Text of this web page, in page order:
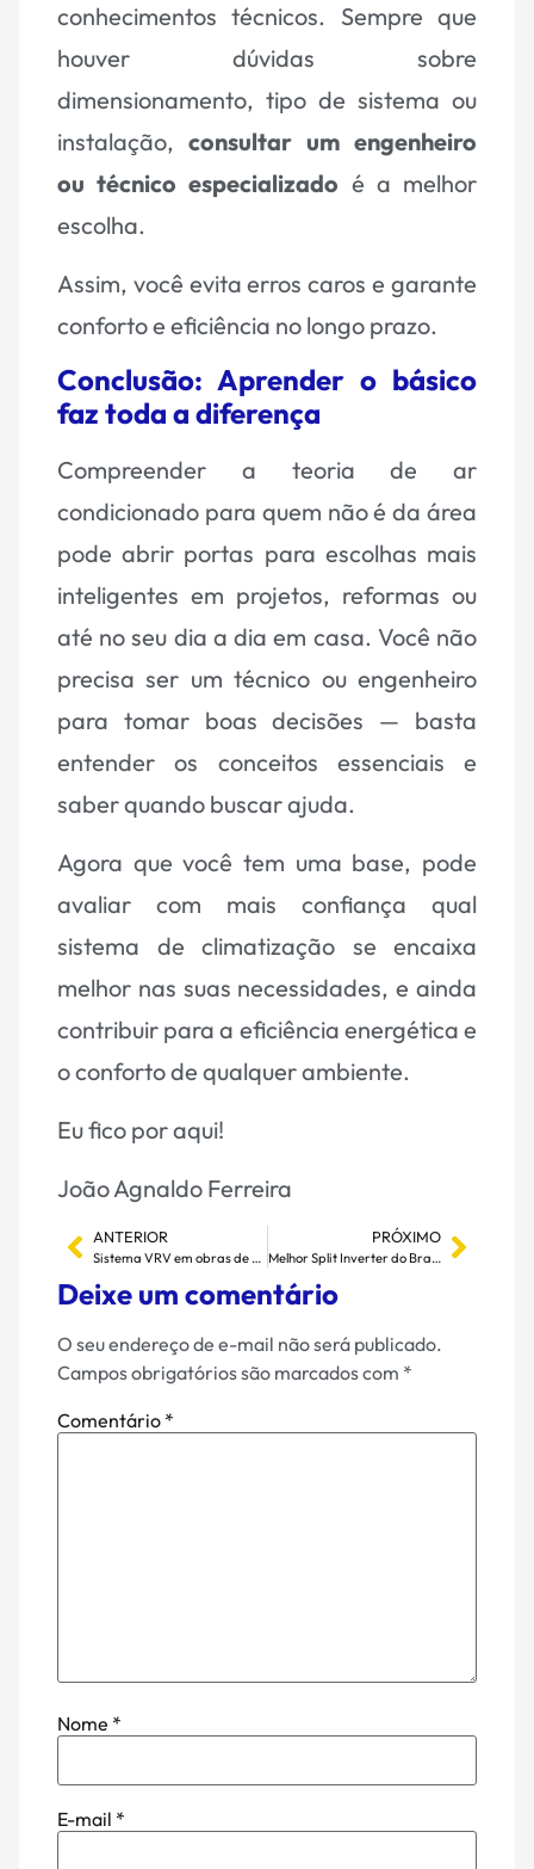
conhecimentos técnicos. Sempre que
houver dúvidas sobre
dimensionamento, tipo de sistema ou
instalação, consultar um engenheiro
ou técnico especializado é a melhor
escolha.
Assim, você evita erros caros e garante
conforto e eficiência no longo prazo.
Conclusão: Aprender o básico
faz toda a diferença
Compreender a teoria de ar
condicionado para quem não é da área
pode abrir portas para escolhas mais
inteligentes em projetos, reformas ou
até no seu dia a dia em casa. Você não
precisa ser um técnico ou engenheiro
para tomar boas decisões — basta
entender os conceitos essenciais e
saber quando buscar ajuda.
Agora que você tem uma base, pode
avaliar com mais confiança qual
sistema de climatização se encaixa
melhor nas suas necessidades, e ainda
contribuir para a eficiência energética e
o conforto de qualquer ambiente.
Eu fico por aqui!
João Agnaldo Ferreira
ANTERIOR
Sistema VRV em obras de grande porte: Vale a Pena?
PRÓXIMO
Melhor Split Inverter do Brasil! E não é o mais caro!
Deixe um comentário
O seu endereço de e-mail não será publicado.
Campos obrigatórios são marcados com *
Comentário *
Nome *
E-mail *